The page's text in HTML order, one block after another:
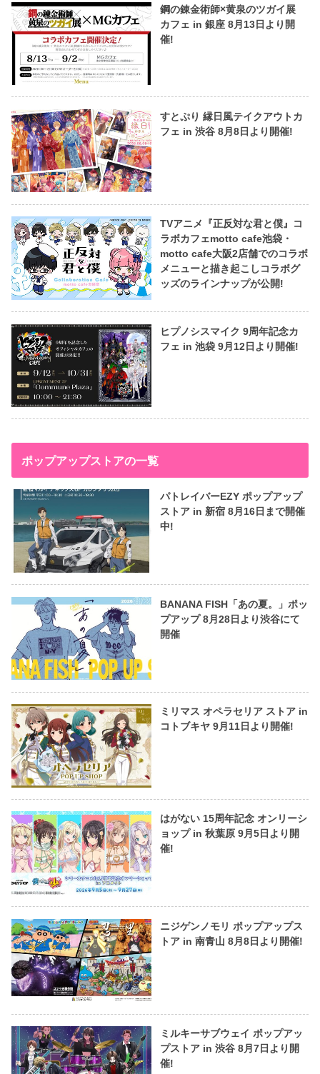
鋼の錬金術師×黄泉のツガイ展
カフェ in 銀座 8月13日より開
催!
すとぷり 縁日風テイクアウトカ
フェ in 渋谷 8月8日より開催!
TVアニメ『正反対な君と僕』コ
ラボカフェmotto cafe池袋・
motto cafe大阪2店舗でのコラボ
メニューと描き起こしコラボグ
ッズのラインナップが公開!
ヒプノシスマイク 9周年記念カ
フェ in 池袋 9月12日より開催!
ポップアップストアの一覧
パトレイバーEZY ポップアップ
ストア in 新宿 8月16日まで開催
中!
BANANA FISH「あの夏。」ポッ
プアップ 8月28日より渋谷にて
開催
ミリマス オペラセリア ストア in
コトブキヤ 9月11日より開催!
はがない 15周年記念 オンリーシ
ョップ in 秋葉原 9月5日より開
催!
ニジゲンノモリ ポップアップス
トア in 南青山 8月8日より開催!
ミルキーサブウェイ ポップアッ
プストア in 渋谷 8月7日より開
催!